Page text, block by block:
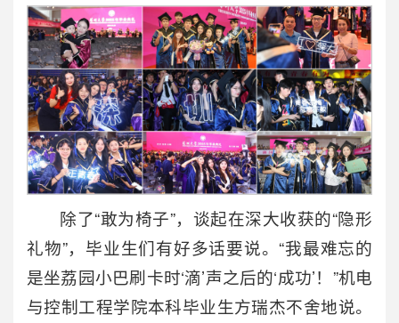
除了“敢为椅子”，谈起在深大收获的“隐形
礼物”，毕业生们有好多话要说。“我最难忘的
是坐荔园小巴刷卡时‘滴’声之后的‘成功’！”机电
与控制工程学院本科毕业生方瑞杰不舍地说。